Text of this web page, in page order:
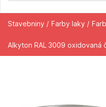
Stavebniny / Farby laky /
Alkyton RAL 3009 oxidovaná